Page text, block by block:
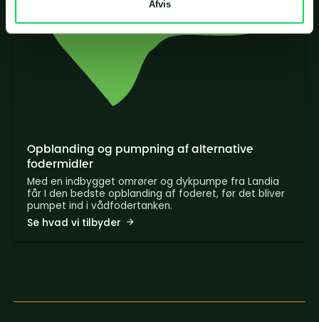
Afvis
Opblanding og pumpning af alternative
fodermidler
Med en indbygget omrører og dykpumpe fra Landia
får I den bedste opblanding af foderet, før det bliver
pumpet ind i vådfodertanken.
Se hvad vi tilbyder